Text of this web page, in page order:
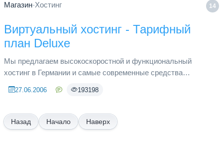
14
Магазин-Хостинг
Виртуальный хостинг - Тарифный
план Deluxe
Мы предлагаем высокоскоростной и функциональный
хостинг в Германии и самые современные средства
оборудования оптимизировано дл...
27.06.2006 193198
Начало Наверх